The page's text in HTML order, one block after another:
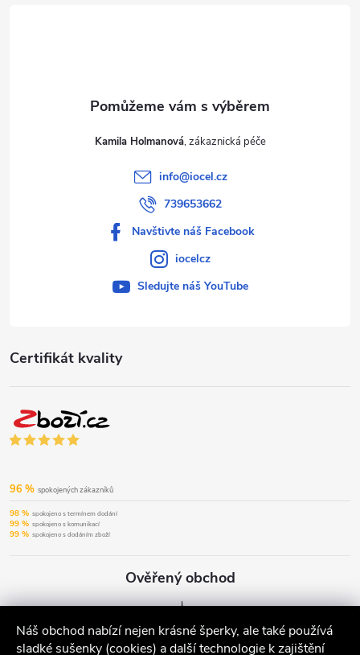
Náš obchod nabízí nejen krásné šperky, ale také používá
sladké sušenky (cookies) a další technologie k zajištění
Certifikát kvality
96 % spokojených zákazníků
98 % spokojeno s termínem dodání
99 % spokojeno s komunikací
99 % spokojeno s dodáním zboží
Ověřený obchod
Kamila Holmanová
info@iocel.cz
739653662
Navštivte náš Facebook
iocelcz
Sledujte náš YouTube